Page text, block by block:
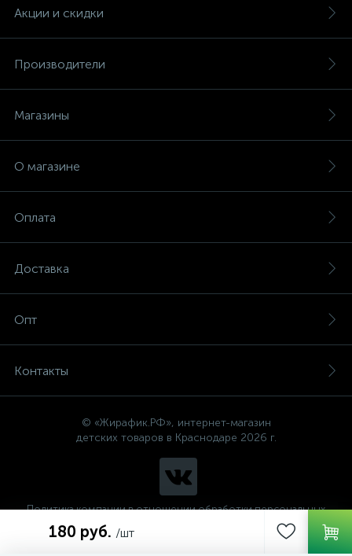
180 руб. /шт
Акции и скидки
Производители
Магазины
О магазине
Оплата
Доставка
Опт
Контакты
© «Жирафик.РФ», интернет-магазин
детских товаров в Краснодаре 2026 г.
Политика компании в отношении обработки персональных